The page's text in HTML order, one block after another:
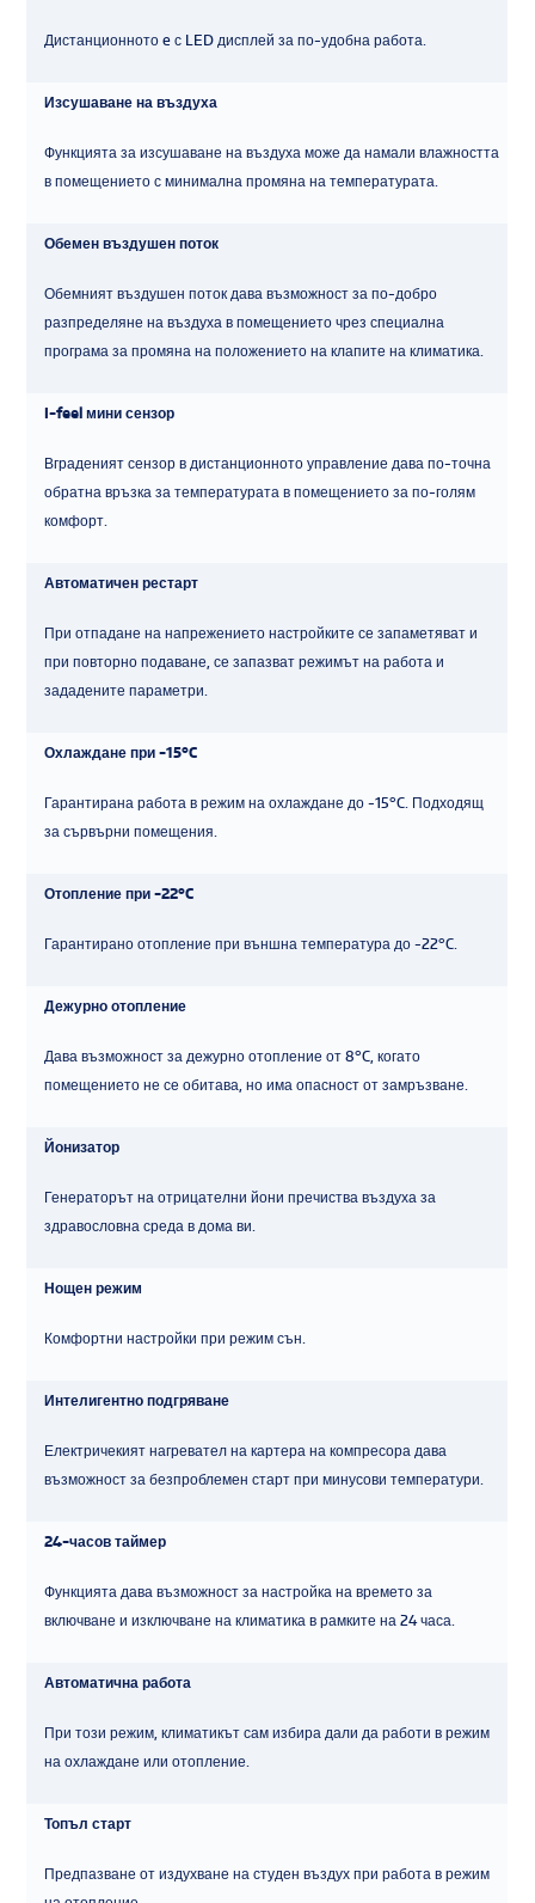
Дистанционното e с LED дисплей за по-удобна работа.
Изсушаване на въздуха
Функцията за изсушаване на въздуха може да намали влажността
в помещението с минимална промяна на температурата.
Обемен въздушен поток
Обемният въздушен поток дава възможност за по-добро
разпределяне на въздуха в помещението чрез специална
програма за промяна на положението на клапите на климатика.
I-feel мини сензор
Вграденият сензор в дистанционното управление дава по-точна
обратна връзка за температурата в помещението за по-голям
комфорт.
Автоматичен рестарт
При отпадане на напрежението настройките се запаметяват и
при повторно подаване, се запазват режимът на работа и
зададените параметри.
Охлаждане при -15°C
Гарантирана работа в режим на охлаждане до -15°C. Подходящ
за сървърни помещения.
Отопление при -22°C
Гарантирано отопление при външна температура до -22°C.
Дежурно отопление
Дава възможност за дежурно отопление от 8°C, когато
помещението не се обитава, но има опасност от замръзване.
Йонизатор
Генераторът на отрицателни йони пречиства въздуха за
здравословна среда в дома ви.
Нощен режим
Комфортни настройки при режим сън.
Интелигентно подгряване
Електричекият нагревател на картера на компресора дава
възможност за безпроблемен старт при минусови температури.
24-часов таймер
Функцията дава възможност за настройка на времето за
включване и изключване на климатика в рамките на 24 часа.
Автоматична работа
При този режим, климатикът сам избира дали да работи в режим
на охлаждане или отопление.
Топъл старт
Предпазване от издухване на студен въздух при работа в режим